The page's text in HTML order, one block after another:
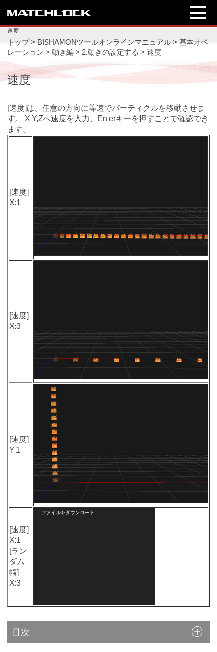
速度
トップ> BISHAMONツールオンラインマニュアル > 基本オペ
レーション > 動き編 > 2.動きの設定する > 速度
速度
[速度]は、任意の方向に等速でパーティクルを移動させま
す。
X,Y,Zへ速度を入力、Enterキーを押すことで確認でき
ます。
[速度]
X:1
[速度]
X:3
[速度]
Y:1
[速度]
X:1
[ラン
ダム
幅]
X:3
ファイルをダウンロード
目次